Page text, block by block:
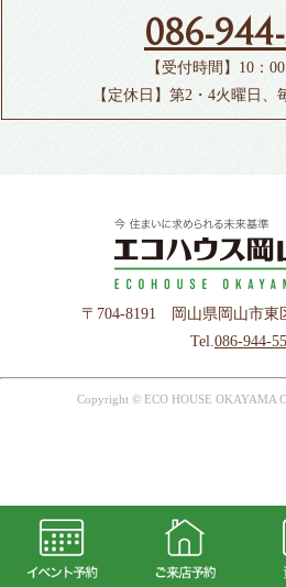
086-944-
【受付時間】10：
【定休日】第2・4火曜日、
〒704-8191 岡山県岡山市
Tel.086-944-
Copyright © ECO HOUSE OKAYAMA